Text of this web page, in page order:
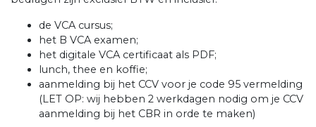
de VCA cursus;
het B VCA examen;
het digitale VCA certificaat als PDF;
lunch, thee en koffie;
aanmelding bij het CCV voor je code 95 vermelding
(LET OP: wij hebben 2 werkdagen nodig om je CCV
aanmelding bij het CBR in orde te maken)